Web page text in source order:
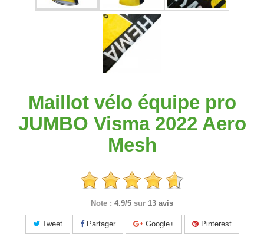
Maillot vélo équipe pro
JUMBO Visma 2022 Aero
Mesh
Note : 4.9/5 sur 13 avis
Tweet Partager Google+ Pinterest